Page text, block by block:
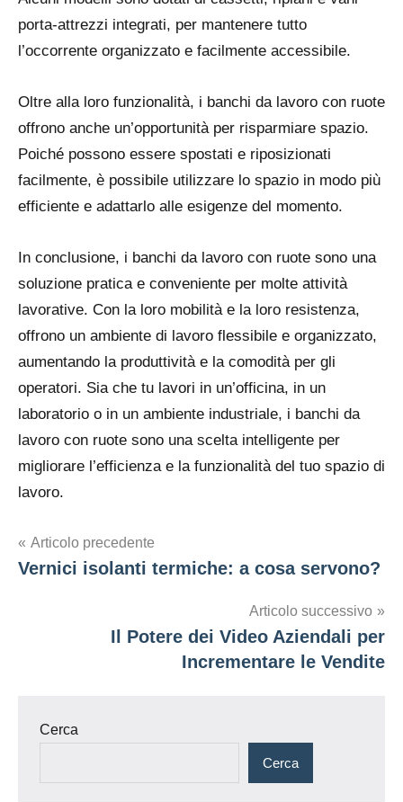
porta-attrezzi integrati, per mantenere tutto
l’occorrente organizzato e facilmente accessibile.
Oltre alla loro funzionalità, i banchi da lavoro con ruote
offrono anche un’opportunità per risparmiare spazio.
Poiché possono essere spostati e riposizionati
facilmente, è possibile utilizzare lo spazio in modo più
efficiente e adattarlo alle esigenze del momento.
In conclusione, i banchi da lavoro con ruote sono una
soluzione pratica e conveniente per molte attività
lavorative. Con la loro mobilità e la loro resistenza,
offrono un ambiente di lavoro flessibile e organizzato,
aumentando la produttività e la comodità per gli
operatori. Sia che tu lavori in un’officina, in un
laboratorio o in un ambiente industriale, i banchi da
lavoro con ruote sono una scelta intelligente per
migliorare l’efficienza e la funzionalità del tuo spazio di
lavoro.
Navigazione
articoli
Articolo precedente
Vernici isolanti termiche: a cosa servono?
Articolo successivo
Il Potere dei Video Aziendali per
Incrementare le Vendite
Cerca
Cerca